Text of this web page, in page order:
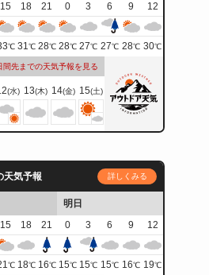
15 18 21 0 3 6 9
12
℃ 31℃ 28℃ 28℃ 27℃ 27℃ 28℃ 30℃
間先までの天気予報を見る
(水) 13(木) 14(金) 15(土)
天気予報 詳しくみる
明日
15 18 21 0 3 6 9
12
℃ 18℃ 16℃ 15℃ 15℃ 15℃ 16℃ 19℃